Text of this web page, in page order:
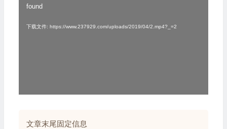
found
下载文件: https://www.237929.com/uploads/2019/04/2.mp4?_=2
文章末尾固定信息